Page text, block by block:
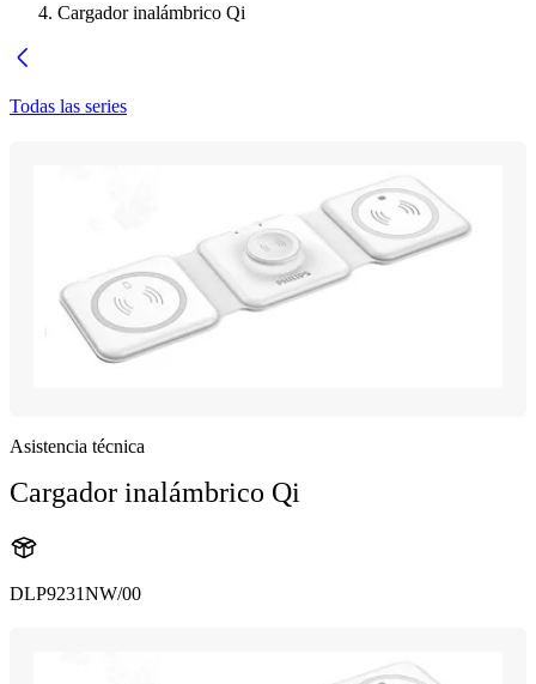
Cargador inalámbrico Qi
Todas las series
Asistencia técnica
Cargador inalámbrico Qi
DLP9231NW/00